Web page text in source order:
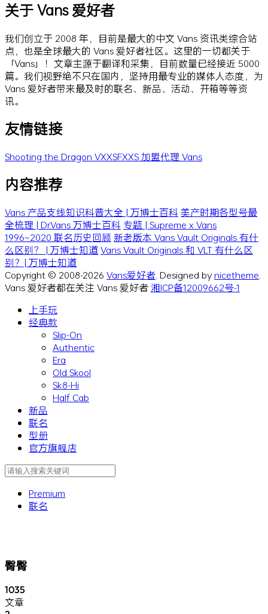
关于 Vans 爱好者
我们创立于 2008 年，目前是最大的中文 Vans 资讯类综合站
点，也是全球最大的 Vans 爱好者社区。这里的一切都关于
「Vans」！文章主源于翻译和采集，目前数量已经接近 5000
篇。我们视野绝不只在国内，坚持用最专业的媒体人态度，为
Vans 爱好者带来最及时的联名、新品、活动、开箱等等资
讯。
友情链接
Shooting the Dragon VXXSFXXS加盟代理 Vans
内容推荐
Vans 产品支线知识科普大全 | 万博士百科美产时期各型号最
全梳理 | Dr.Vans 万博士百科 专题 | Supreme x Vans
1996~2020 联名历史回顾 新老版本 Vans Vault Originals 有什
么区别？ | 万博士知道Vans Vault Originals 和 VLT 有什么区
别？| 万博士知道
Copyright © 2008-2026 Vans爱好者 . Designed bynicetheme
Vans 爱好者都在关注 Vans 爱好者湘ICP备12009662号-1
上手玩
经典款
Slip-On
Authentic
Era
Old Skool
Sk8-Hi
Half Cab
新品
联名
型册
官方旗舰店
Premium
联名
臀臀
1035
文章